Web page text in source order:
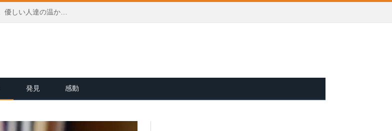
生まれたままのサイズで保護された3週齢の子猫。優しい人達の温かい愛情と献身的な看護で、ついに成長を始める！
発見 感動